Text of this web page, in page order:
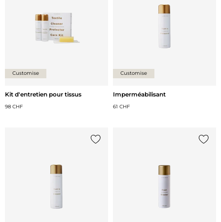
Customise
Kit d'entretien pour tissus
98 CHF
Customise
Imperméabilisant
61 CHF